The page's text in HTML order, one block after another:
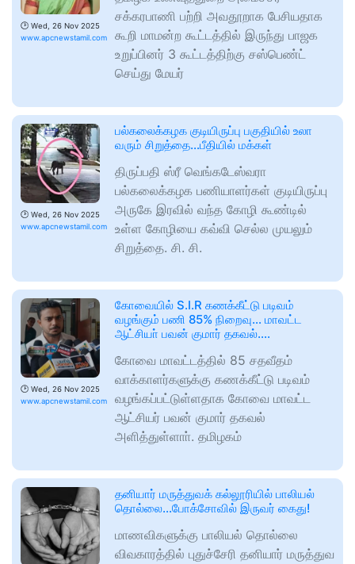
🕑 Wed, 26 Nov 2025
www.apcnewstamil.com
சக்கரபாணி பற்றி அவதூறாக பேசியதாக
கூறி மாமன்ற கூட்டத்தில் இருந்து பாஜக
உறுப்பினர் 3 கூட்டத்திற்கு சஸ்பெண்ட்
செய்து மேயர்
🕑 Wed, 26 Nov 2025
www.apcnewstamil.com
பல்கலைக்கழக குடியிருப்பு பகுதியில் உலா
வரும் சிறுத்தை…பீதியில் மக்கள்
திருப்பதி ஸ்ரீ வெங்கடேஸ்வரா
பல்கலைக்கழக பணியாளர்கள் குடியிருப்பு
அருகே இரவில் வந்த கோழி கூண்டில்
உள்ள கோழியை கவ்வி செல்ல முயலும்
சிறுத்தை. சி. சி.
🕑 Wed, 26 Nov 2025
www.apcnewstamil.com
கோவையில் S.I.R கணக்கீட்டு படிவம்
வழங்கும் பணி 85% நிறைவு… மாவட்ட
ஆட்சியா் பவன் குமார் தகவல்….
கோவை மாவட்டத்தில் 85 சதவீதம்
வாக்காளர்களுக்கு கணக்கீட்டு படிவம்
வழங்கப்பட்டுள்ளதாக கோவை மாவட்ட
ஆட்சியர் பவன் குமார் தகவல்
அளித்துள்ளாா். தமிழகம்
தனியார் மருத்துவக் கல்லூரியில் பாலியல்
தொல்லை…போக்சோவில் இருவர் கைது!
மாணவிகளுக்கு பாலியல் தொல்லை
விவகாரத்தில் புதுச்சேரி தனியார் மருத்துவ